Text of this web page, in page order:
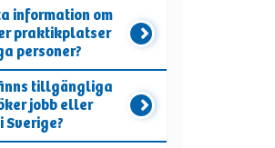
information om
praktikplatser
personer?
tillgängliga
jobb eller